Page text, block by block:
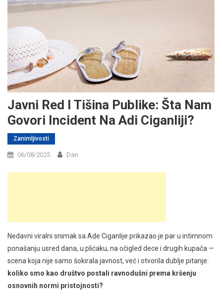
Javni Red I Tišina Publike: Šta Nam
Govori Incident Na Adi Ciganliji?
Zanimljivosti
06/08/2025 Dan
Nedavni viralni snimak sa Adе Ciganlije prikazao je par u intimnom
ponašanju usred dana, u plićaku, na očigled dece i drugih kupača —
scena koja nije samo šokirala javnost, već i otvorila dublje pitanje:
koliko smo kao društvo postali ravnodušni prema kršenju
osnovnih normi pristojnosti?